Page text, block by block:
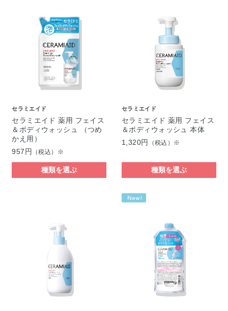
セラミエイド
セラミエイド 薬用 フェイス
＆ボディウォッシュ （つめ
かえ用）
957円
（税込）※
種類を選ぶ
セラミエイド
セラミエイド 薬用 フェイス
＆ボディウォッシュ 本体
1,320円
（税込）※
種類を選ぶ